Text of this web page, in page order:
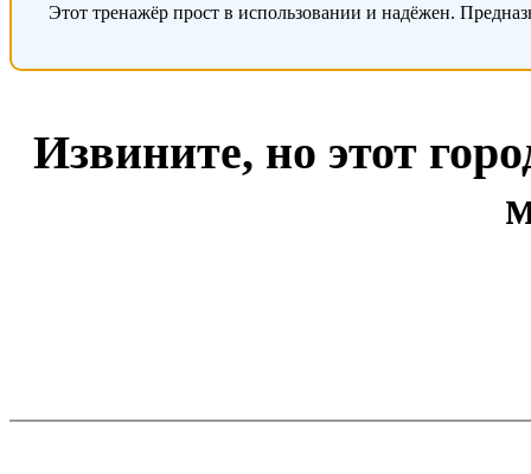
Этот тренажёр прост в использовании и надёжен.
Извините, но этот